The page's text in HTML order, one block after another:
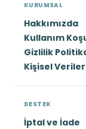
KURUMSAL
Hakkımızda
Kullanım
Gizlilik
Kişisel
DESTEK
İptal ve İade